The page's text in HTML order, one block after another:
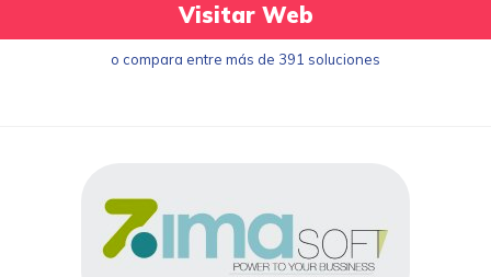
Visitar Web
o compara entre más de 391 soluciones